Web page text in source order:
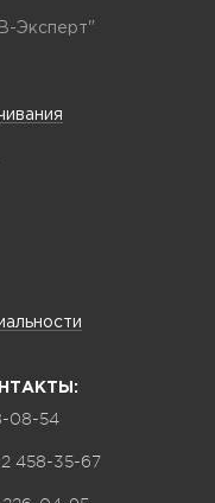
Эксперт"
08-54
458-35-67